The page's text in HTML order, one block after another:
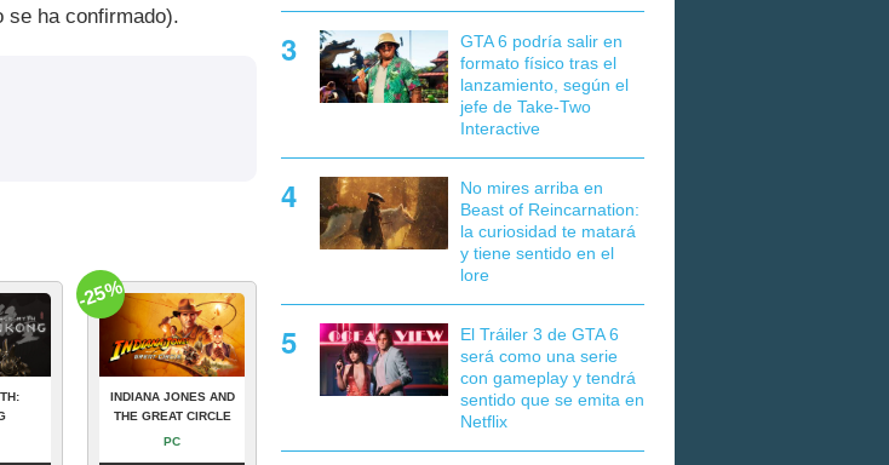
se ha confirmado).
INDIANA JONES AND
THE GREAT CIRCLE
PC
-25%
GTA 6 podría salir en
formato físico tras el
lanzamiento, según el
jefe de Take-Two
Interactive
No mires arriba en
Beast of Reincarnation:
la curiosidad te matará
y tiene sentido en el
lore
El Tráiler 3 de GTA 6
será como una serie
con gameplay y tendrá
sentido que se emita en
Netflix